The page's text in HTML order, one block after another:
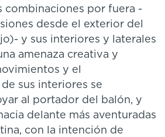
combinaciones por fuera -
desde el exterior del
y sus interiores y laterales
amenaza creativa y
y el
sus interiores se
al portador del balón, y
delante más aventuradas
con la intención de